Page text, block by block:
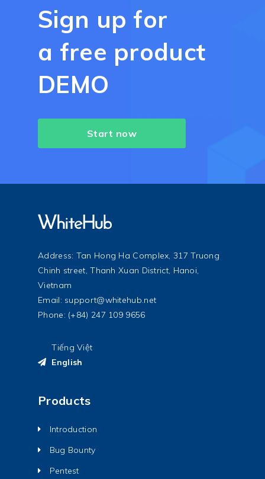
Sign up for
a free product
DEMO
Start now
Address: Tan Hong Ha Complex, 317 Truong
Chinh street, Thanh Xuan District, Hanoi,
Vietnam
Email: support@whitehub.net
Phone: (+84) 247 109 9656
Tiếng Việt
English
Products
Introduction
Bug Bounty
Pentest